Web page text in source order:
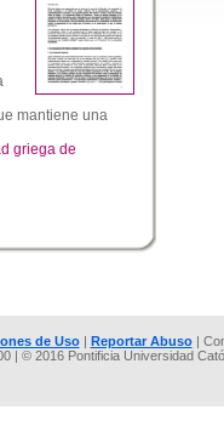
mantiene una
griega de
de Uso| Reportar Abuso|
| © 2016 Pontificia Universidad